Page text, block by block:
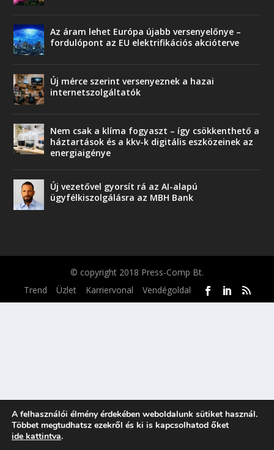
Az áram lehet Európa újabb versenyelőnye –
fordulópont az EU elektrifikációs akcióterve
Új mérce szerint versenyeznek a hazai
internetszolgáltatók
Nem csak a klíma fogyaszt – így csökkenthető a
háztartások és a kkv-k digitális eszközeinek az
energiaigénye
Új vezetővel gyorsít rá az AI-alapú
ügyfélkiszolgálásra az MBH Bank
© copyright 2018 Press-Comp Bt.
Trend
Üzlet Karriervonal Vendégoldal
A felhasználói élmény érdekében weboldalunk sütiket használ.
Többet megtudhatsz ezekről és ki is kapcsolhatod őket
ide kattintva.